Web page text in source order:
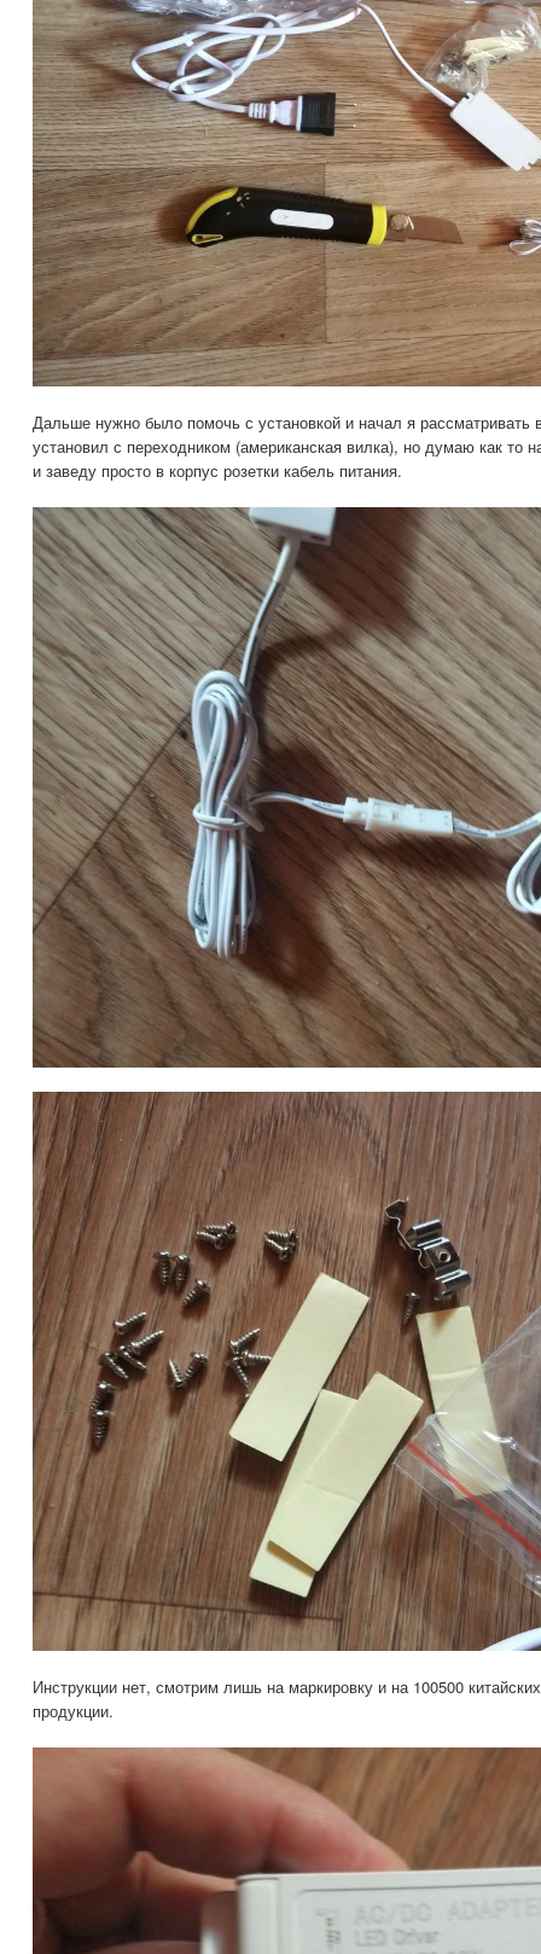
Дальше нужно было помочь с установкой и начал я рассматривать
установил с переходником (американская вилка), но думаю как то
и заведу просто в корпус розетки кабель питания.
Инструкции нет, смотрим лишь на маркировку и на 100500
продукции.